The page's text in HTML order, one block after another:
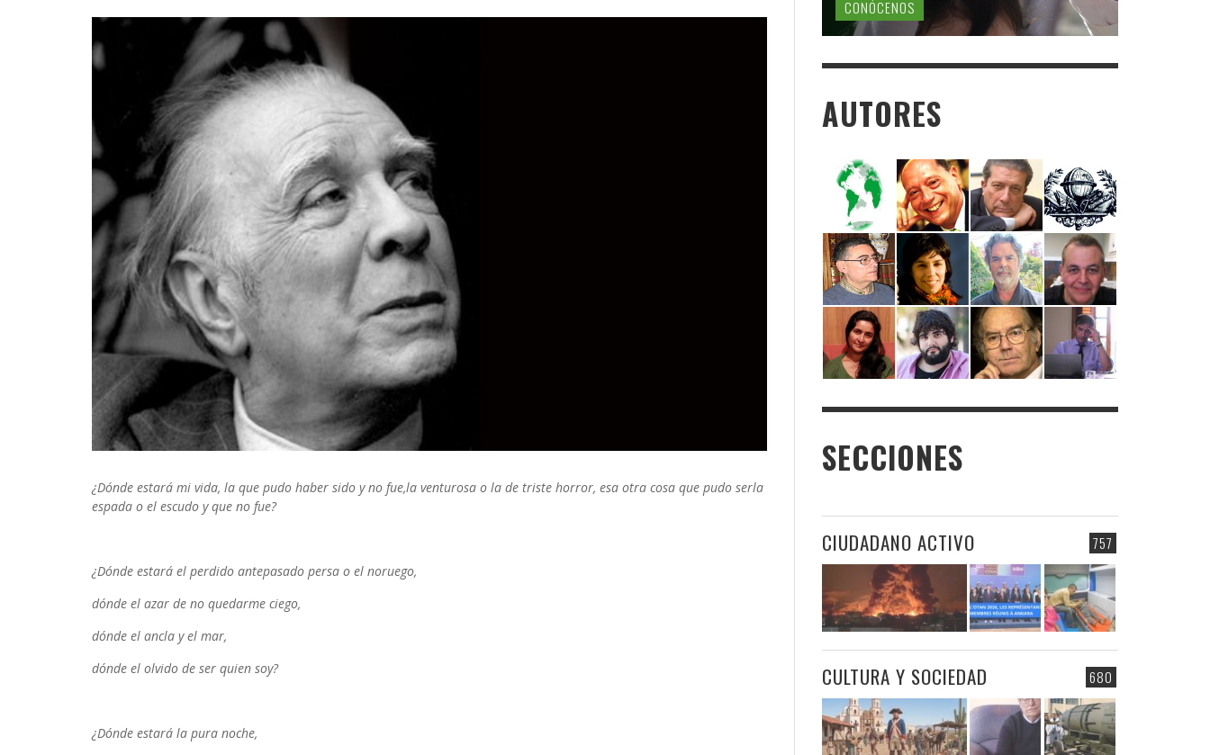
¿Dónde estará mi vida, la que pudo haber sido y no fue,la venturosa o la de triste horror, esa otra cosa que pudo serla
espada o el escudo y que no fue?
¿Dónde estará el perdido antepasado persa o el noruego,
dónde el azar de no quedarme ciego,
dónde el ancla y el mar,
dónde el olvido de ser quien soy?
¿Dónde estará la pura noche,
CONÓCENOS
AUTORES
SECCIONES
757
CIUDADANO ACTIVO
680
CULTURA Y SOCIEDAD